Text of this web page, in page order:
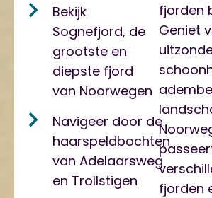
Bekijk
Sognefjord, de
grootste en
diepste fjord
van Noorwegen
Navigeer door de
haarspeldbochten
van Adelaarsweg
en Trollstigen
fjorden
Geniet
fjorden